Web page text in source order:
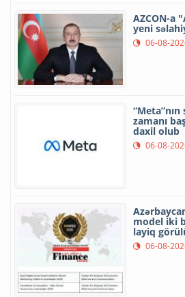
AZCON-a
yeni
06-08-
zamanı
daxil olub
06-08-
model iki
layiq
06-08-